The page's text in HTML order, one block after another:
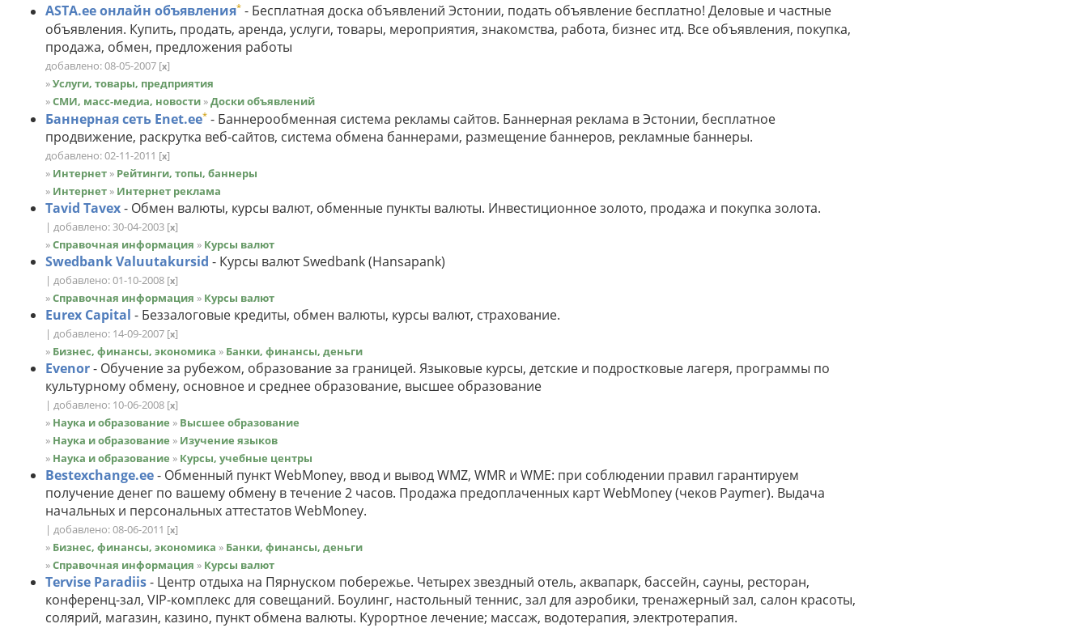
ASTA.ee онлайн объявления* - Бесплатная доска объявлений Эстонии, подать объявление бесплатно! Деловые и частные
объявления. Купить, продать, аренда, услуги, товары, мероприятия, знакомства, работа, бизнес итд. Все объявления, покупка,
продажа, обмен, предложения работы
добавлено: 08-05-2007 [x]
»Услуги, товары, предприятия
»СМИ, масс-медиа, новости »Доски объявлений
Баннерная сеть Enet.ee* - Баннерообменная система рекламы сайтов. Баннерная реклама в Эстонии, бесплатное
продвижение, раскрутка веб-сайтов, система обмена баннерами, размещение баннеров, рекламные баннеры.
добавлено: 02-11-2011 [x]
» Интернет » Рейтинги, топы, баннеры
» Интернет » Интернет реклама
Tavid Tavex- Обмен валюты, курсы валют, обменные пункты валюты. Инвестиционное золото, продажа и покупка золота.
| добавлено: 30-04-2003 [x]
»Справочная информация » Курсы валют
Swedbank Valuutakursid - Курсы валют Swedbank (Hansapank)
| добавлено: 01-10-2008 [x]
»Справочная информация » Курсы валют
Eurex Capital - Беззалоговые кредиты, обмен валюты, курсы валют, страхование.
| добавлено: 14-09-2007 [x]
» Бизнес, финансы, экономика » Банки, финансы, деньги
Evenor- Обучение за рубежом, образование за границей. Языковые курсы, детские и подростковые лагеря, программы по
культурному обмену, основное и среднее образование, высшее образование
| добавлено: 10-06-2008 [x]
» Наука и образование » Высшее образование
» Наука и образование » Изучение языков
» Наука и образование » Курсы, учебные центры
Bestexchange.ee- Обменный пункт WebMoney, ввод и вывод WMZ, WMR и WME: при соблюдении правил гарантируем
получение денег по вашему обмену в течение 2 часов. Продажа предоплаченных карт WebMoney (чеков Paymer). Выдача
начальных и персональных аттестатов WebMoney.
| добавлено: 08-06-2011 [x]
» Бизнес, финансы, экономика » Банки, финансы, деньги
»Справочная информация » Курсы валют
Tervise Paradiis- Центр отдыха на Пярнуском побережье. Четырех звездный отель, аквапарк, бассейн, сауны, ресторан,
конференц-зал, VIP-комплекс для совещаний. Боулинг, настольный теннис, зал для аэробики, тренажерный зал, салон красоты,
солярий, магазин, казино, пункт обмена валюты. Курортное лечение; массаж, водотерапия, электротерапия.